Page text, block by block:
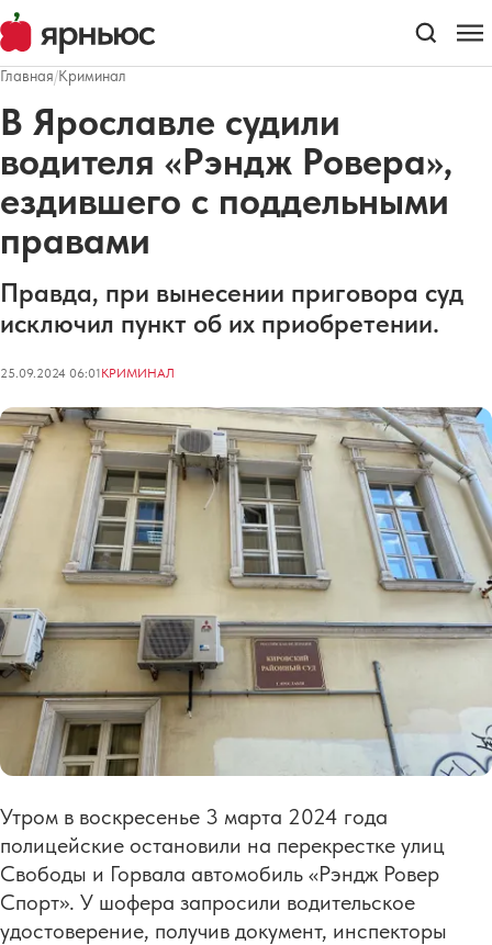
Главная/Криминал
В Ярославле судили
водителя «Рэндж Ровера»,
ездившего с поддельными
правами
Правда, при вынесении приговора суд
исключил пункт об их приобретении.
25.09.2024 06:01КРИМИНАЛ
Утром в воскресенье 3 марта 2024 года
полицейские остановили на перекрестке улиц
Свободы и Горвала автомобиль «Рэндж Ровер
Спорт». У шофера запросили водительское
удостоверение, получив документ, инспекторы